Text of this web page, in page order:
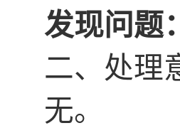
发现问题：
二、 处理
无。